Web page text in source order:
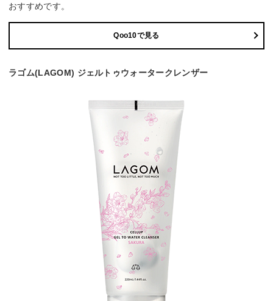
おすすめです。
Qoo10で見る
ラゴム(LAGOM) ジェルトゥウォータークレンザー